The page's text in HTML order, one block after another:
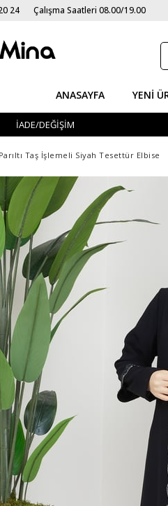
24 Çalışma Saatleri 08.00/19.00
ANASAYFA YENI
İADE/DEĞİŞİM
Parıltı Taş İşlemeli Siyah Tesettür Elbise